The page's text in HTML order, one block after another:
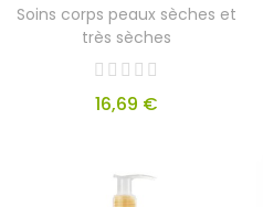
Soins corps peaux sèches et
très sèches
16,69 €